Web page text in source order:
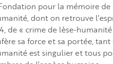
pour la mémoire
dont on retrouve
de « crime de lèse-
sa force et sa portée,
est singulier et tous